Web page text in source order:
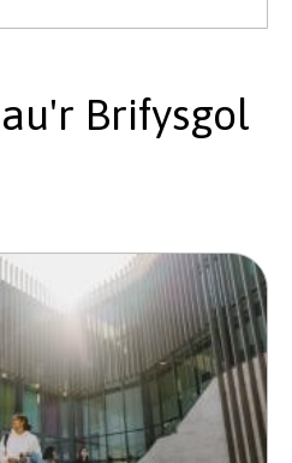
Brifysgol